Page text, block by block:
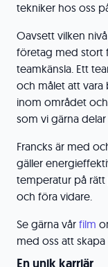
tekniker hos oss
Oavsett vilken
företag med stort
teamkänsla. Ett
och målet att vara
inom området
som vi gärna
Francks är med
gäller
temperatur på rätt
och föra vidare.
Se gärna vår film
med oss att
En unik karriär